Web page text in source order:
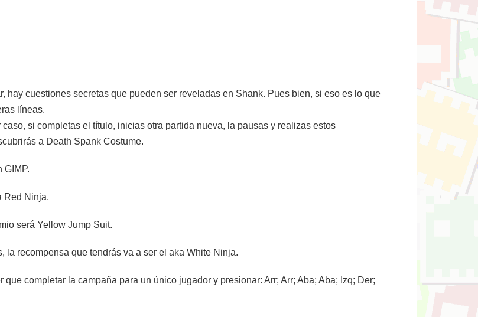
hay cuestiones secretas que pueden ser reveladas en Shank. Pues bien, si eso es lo que
líneas.
si completas el título, inicias otra partida nueva, la pausas y realizas estos
a Death Spank Costume.
GIMP.
Red Ninja.
será Yellow Jump Suit.
recompensa que tendrás va a ser el aka White Ninja.
completar la campaña para un único jugador y presionar: Arr; Arr; Aba; Aba; Izq; Der;